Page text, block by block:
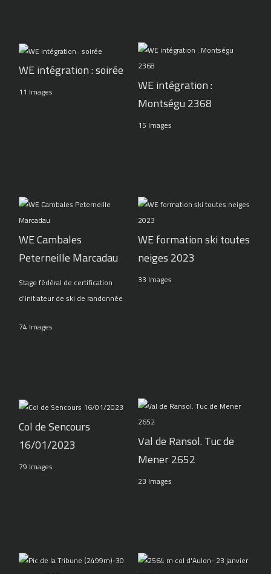
WE intégration : soirée
11 Images
WE intégration :
Montségu 2368
15 Images
WE Cambales
Peterneille Marcadau
Stage fédéral de certification
d'initiateur de ski de randonnée
74 Images
WE formation ski toutes
neiges 2023
33 Images
Col de Sencours
16/01/2023
79 Images
Val de Ransol. Tuc de
Mener 2652
23 Images